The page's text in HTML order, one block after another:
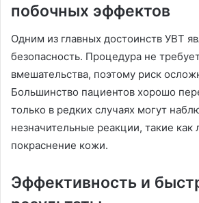
побочных эффектов
Одним из главных достоинств УВТ
безопасность. Процедура не
вмешательства, поэтому риск
Большинство пациентов хорошо
только в редких случаях могут
незначительные реакции, такие как
покраснение кожи.
Эффективность и